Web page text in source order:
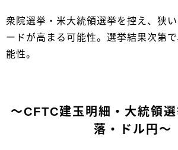
衆院選挙・米大統領選挙を控え、狭
ードが高まる可能性。選挙結果次第
能性。
～CFTC建玉明細・大統領
落・ドル円～